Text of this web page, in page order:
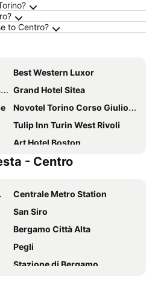
to Centro?
Best Western Luxor
Grand Hotel Sitea
Novotel Torino Corso Giulio Cesare
Tulip Inn Turin West Rivoli
Art Hotel Boston
B&B HOTEL Torino President
Hotel Indigo Turin By Ihg
Hotel Adalesia
Hotel San Giorgio
Hotel Astoria
Idea Hotel Torino Mirafiori
- Centro
Centrale Metro Station
San Siro
Bergamo Città Alta
Pegli
Stazione di Bergamo